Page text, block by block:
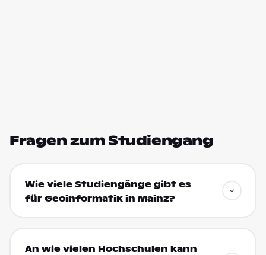
Fragen zum Studiengang
Wie viele Studiengänge gibt es
für Geoinformatik in Mainz?
An wie vielen Hochschulen kann